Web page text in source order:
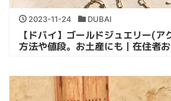
2023-11-24 DUBAI
【ドバイ】ゴールドジュエリー(
方法や値段。お土産にも｜在住者